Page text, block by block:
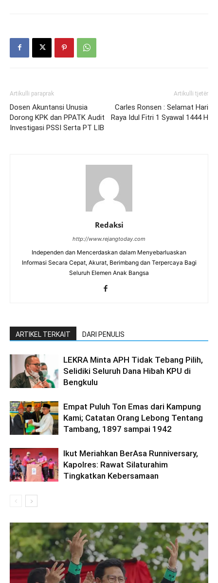
Artikulli paraprak
Dosen Akuntansi Unusia
Dorong KPK dan PPATK Audit
Investigasi PSSI Serta PT LIB
Artikulli tjetër
Carles Ronsen : Selamat Hari
Raya Idul Fitri 1 Syawal 1444 H
Redaksi
http://www.rejangtoday.com
Independen dan Mencerdaskan dalam Menyebarluaskan
Informasi Secara Cepat, Akurat, Berimbang dan Terpercaya Bagi
Seluruh Elemen Anak Bangsa
ARTIKEL TERKAIT DARI PENULIS
LEKRA Minta APH Tidak Tebang Pilih,
Selidiki Seluruh Dana Hibah KPU di
Bengkulu
Empat Puluh Ton Emas dari Kampung
Kami; Catatan Orang Lebong Tentang
Tambang, 1897 sampai 1942
Ikut Meriahkan BerAsa Runniversary,
Kapolres: Rawat Silaturahim
Tingkatkan Kebersamaan